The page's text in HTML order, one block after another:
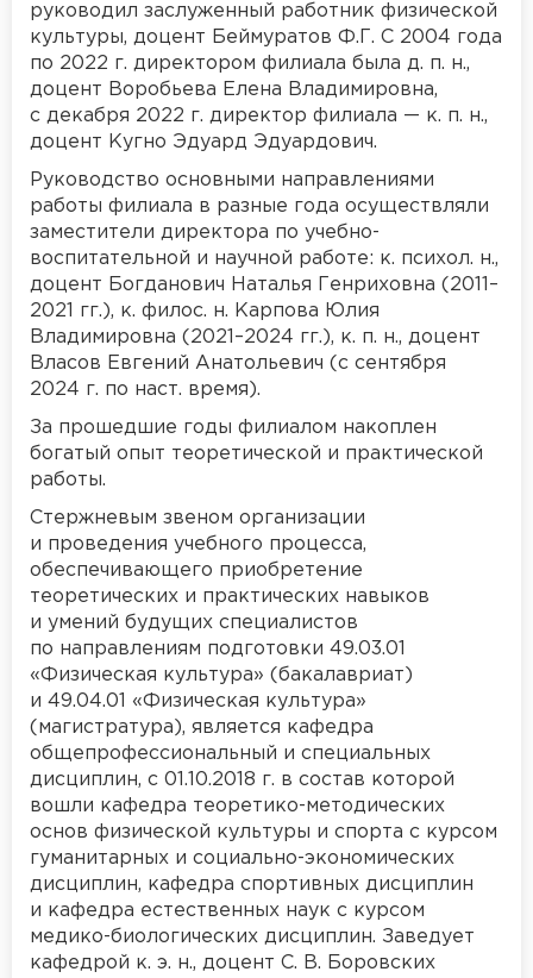
руководил заслуженный работник физической
культуры, доцент Беймуратов Ф.Г. С 2004 года
по 2022 г. директором филиала была д. п. н.,
доцент Воробьева Елена Владимировна,
с декабря 2022 г. директор филиала — к. п. н.,
доцент Кугно Эдуард Эдуардович.
Руководство основными направлениями
работы филиала в разные года осуществляли
заместители директора по учебно-
воспитательной и научной работе: к. психол. н.,
доцент Богданович Наталья Генриховна (2011–
2021 гг.), к. филос. н. Карпова Юлия
Владимировна (2021–2024 гг.), к. п. н., доцент
Власов Евгений Анатольевич (с сентября
2024 г. по наст. время).
За прошедшие годы филиалом накоплен
богатый опыт теоретической и практической
работы.
Стержневым звеном организации
и проведения учебного процесса,
обеспечивающего приобретение
теоретических и практических навыков
и умений будущих специалистов
по направлениям подготовки 49.03.01
«Физическая культура» (бакалавриат)
и 49.04.01 «Физическая культура»
(магистратура), является кафедра
общепрофессиональный и специальных
дисциплин, с 01.10.2018 г. в состав которой
вошли кафедра теоретико-методических
основ физической культуры и спорта с курсом
гуманитарных и социально-экономических
дисциплин, кафедра спортивных дисциплин
и кафедра естественных наук с курсом
медико-биологических дисциплин. Заведует
кафедрой к. э. н., доцент С. В. Боровских